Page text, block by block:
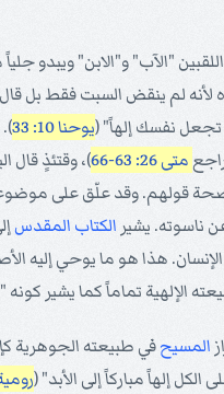
"الآب" و"الابن" ويبدو
لأنه لم ينقض السبت فقط بل
نفسك إلهاً" (يوحنا 10: 33
متى 26: 63-66 )، وقتئذٍ
قولهم. وقد علّق على موضوعنا
ناسوته. يشير الكتاب المقدس
هذا هو ما يوحي إليه
الإلهية تماماً كما يشير كونه
المسيحفي طبيعته الجوهرية
إلهاً مباركاً إلى الأبد" (رومية